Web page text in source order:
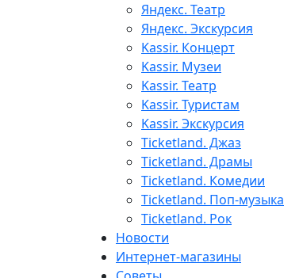
Яндекс. Театр
Яндекс. Экскурсия
Kassir. Концерт
Kassir. Музеи
Kassir. Театр
Kassir. Туристам
Kassir. Экскурсия
Ticketland. Джаз
Ticketland. Драмы
Ticketland. Комедии
Ticketland. Поп-музыка
Ticketland. Рок
Новости
Интернет-магазины